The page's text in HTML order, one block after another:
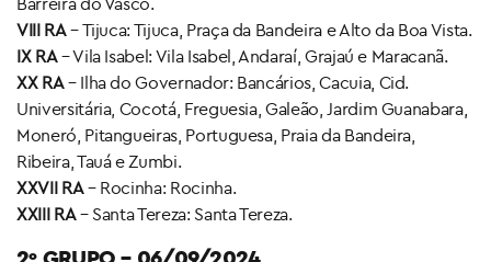
VIII RA– Tijuca: Tijuca, Praça da Bandeira e Alto da Boa Vista.
IX RA– Vila Isabel: Vila Isabel, Andaraí, Grajaú e Maracanã.
XX RA– Ilha do Governador: Bancários, Cacuia, Cid.
Universitária, Cocotá, Freguesia, Galeão, Jardim Guanabara,
Moneró, Pitangueiras, Portuguesa, Praia da Bandeira,
Ribeira, Tauá e Zumbi.
XXVII RA– Rocinha: Rocinha.
XXIII RA– Santa Tereza: Santa Tereza.